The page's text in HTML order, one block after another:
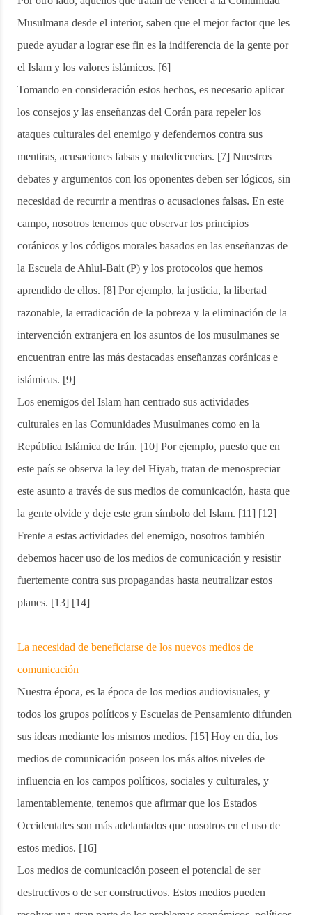
Musulmana desde el interior, saben que el mejor factor que les
puede ayudar a lograr ese fin es la indiferencia de la gente por
el Islam y los valores islámicos. [6]
Tomando en consideración estos hechos, es necesario aplicar
los consejos y las enseñanzas del Corán para repeler los
ataques culturales del enemigo y defendernos contra sus
mentiras, acusaciones falsas y maledicencias. [7] Nuestros
debates y argumentos con los oponentes deben ser lógicos, sin
necesidad de recurrir a mentiras o acusaciones falsas. En este
campo, nosotros tenemos que observar los principios
coránicos y los códigos morales basados en las enseñanzas de
la Escuela de Ahlul-Bait (P) y los protocolos que hemos
aprendido de ellos. [8] Por ejemplo, la justicia, la libertad
razonable, la erradicación de la pobreza y la eliminación de la
intervención extranjera en los asuntos de los musulmanes se
encuentran entre las más destacadas enseñanzas coránicas e
islámicas. [9]
Los enemigos del Islam han centrado sus actividades
culturales en las Comunidades Musulmanes como en la
República Islámica de Irán. [10] Por ejemplo, puesto que en
este país se observa la ley del Hiyab, tratan de menospreciar
este asunto a través de sus medios de comunicación, hasta que
la gente olvide y deje este gran símbolo del Islam. [11] [12]
Frente a estas actividades del enemigo, nosotros también
debemos hacer uso de los medios de comunicación y resistir
fuertemente contra sus propagandas hasta neutralizar estos
planes. [13] [14]
La necesidad de beneficiarse de los nuevos medios de
comunicación
Nuestra época, es la época de los medios audiovisuales, y
todos los grupos políticos y Escuelas de Pensamiento difunden
sus ideas mediante los mismos medios. [15] Hoy en día, los
medios de comunicación poseen los más altos niveles de
influencia en los campos políticos, sociales y culturales, y
lamentablemente, tenemos que afirmar que los Estados
Occidentales son más adelantados que nosotros en el uso de
estos medios. [16]
Los medios de comunicación poseen el potencial de ser
destructivos o de ser constructivos. Estos medios pueden